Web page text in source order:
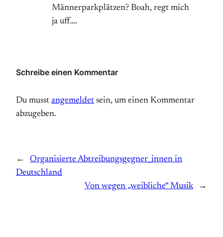
Männerparkplätzen? Boah, regt mich
ja uff….
Schreibe einen Kommentar
Du musst angemeldet sein, um einen Kommentar
abzugeben.
←
Organisierte Abtreibungsgegner_innen in
Deutschland
Von wegen „weibliche“ Musik
→